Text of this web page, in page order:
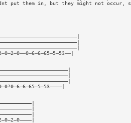
put them in, but they might not occur,